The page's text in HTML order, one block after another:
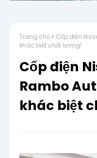
Trang chủ
Cốp điện
khác biệt chất lượng!
Cốp điện
Rambo
khác biệt